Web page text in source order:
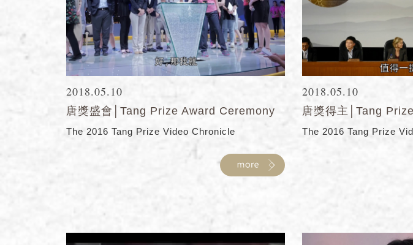
2018.05.10
唐獎盛會│Tang Prize Award Ceremony
The 2016 Tang Prize Video Chronicle
2018.05.10
唐獎得主│Tang
The 2016 Tang Prize